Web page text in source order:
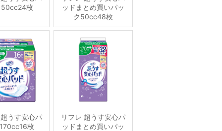
50cc24枚
ッドまとめ買いパッ
ク50cc48枚
うす安心パ
枚
リフレ 超うす安心パ
ッドまとめ買いパッ